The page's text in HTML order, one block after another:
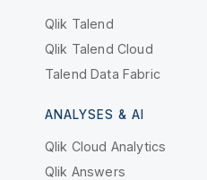
Qlik Talend
Qlik Talend Cloud
Talend Data Fabric
ANALYSES & AI
Qlik Cloud Analytics
Qlik Answers